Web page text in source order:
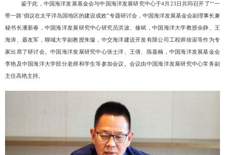
鉴于此，中国海洋发展基金会与中国海洋发展研究中心于4月23日共同召开了“‘一
带一路’倡议在太平洋岛国地区的建设成效”专题研讨会，中国海洋发展基金会副理事长兼
秘书长潘新春，中国海洋发展研究中心研究员洪波、修斌，中国海洋大学教授余静、王
海涛、聂友军，聊城大学副教授朱璇，中交海洋建设开发有限公司工程师徐宙等作为专
家出席了研讨会。中国海洋发展研究中心张士洋、王倩、陈嘉楠，中国海洋发展基金会
李艳及中国海洋大学部分老师和学生等参加会议。会议由中国海洋发展研究中心常务副
主任高艳主持。